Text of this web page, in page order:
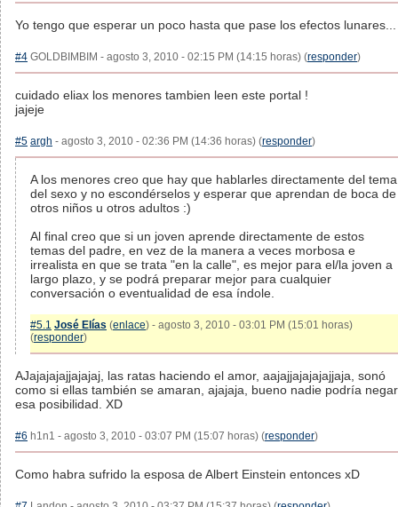
Yo tengo que esperar un poco hasta que pase los efectos lunares...
#4 GOLDBIMBIM - agosto 3, 2010 - 02:15 PM (14:15 horas) (responder)
cuidado eliax los menores tambien leen este portal !
jajeje
#5 argh - agosto 3, 2010 - 02:36 PM (14:36 horas) (responder)
A los menores creo que hay que hablarles directamente del tema
del sexo y no escondérselos y esperar que aprendan de boca de
otros niños u otros adultos :)
Al final creo que si un joven aprende directamente de estos
temas del padre, en vez de la manera a veces morbosa e
irrealista en que se trata "en la calle", es mejor para el/la joven a
largo plazo, y se podrá preparar mejor para cualquier
conversación o eventualidad de esa índole.
#5.1 José Elías (enlace) - agosto 3, 2010 - 03:01 PM (15:01 horas)
(responder)
AJajajajajjajajaj, las ratas haciendo el amor, aajajjajajajajjaja, sonó
como si ellas también se amaran, ajajaja, bueno nadie podría negar
esa posibilidad. XD
#6 h1n1 - agosto 3, 2010 - 03:07 PM (15:07 horas) (responder)
Como habra sufrido la esposa de Albert Einstein entonces xD